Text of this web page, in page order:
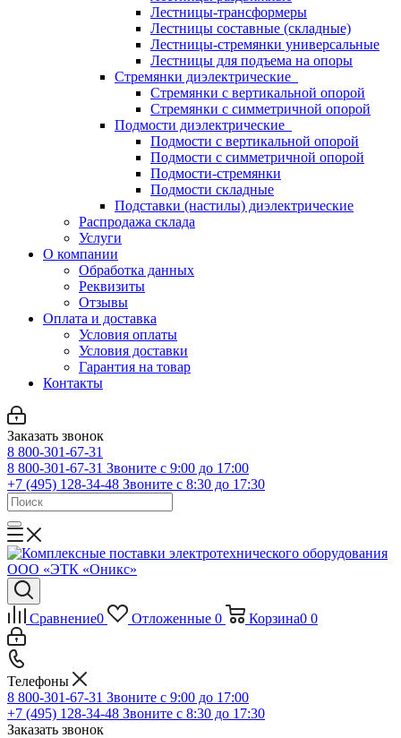
Лестницы-трансформеры
Лестницы составные (складные)
Лестницы-стремянки универсальные
Лестницы для подъема на опоры
Стремянки диэлектрические
Стремянки с вертикальной опорой
Стремянки с симметричной опорой
Подмости диэлектрические
Подмости с вертикальной опорой
Подмости с симметричной опорой
Подмости-стремянки
Подмости складные
Подставки (настилы) диэлектрические
Распродажа склада
Услуги
О компании
Обработка данных
Реквизиты
Отзывы
Оплата и доставка
Условия оплаты
Условия доставки
Гарантия на товар
Контакты
Заказать звонок
8 800-301-67-31
8 800-301-67-31 Звоните с 9:00 до 17:00
+7 (495) 128-34-48 Звоните с 8:30 до 17:30
Сравнение0 Отложенные 0 Корзина0 0
Телефоны
8 800-301-67-31 Звоните с 9:00 до 17:00
+7 (495) 128-34-48 Звоните с 8:30 до 17:30
Заказать звонок